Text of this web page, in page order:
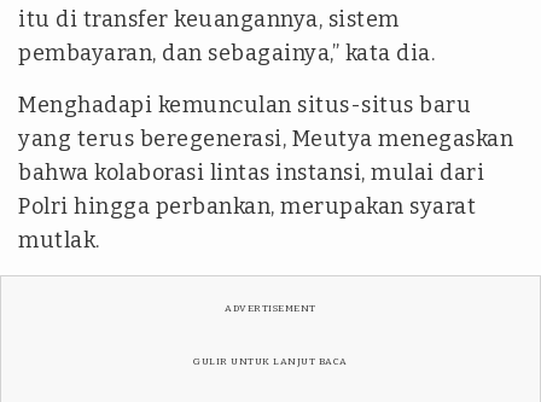
itu di transfer keuangannya, sistem
pembayaran, dan sebagainya,” kata dia.
Menghadapi kemunculan situs-situs baru
yang terus beregenerasi, Meutya menegaskan
bahwa kolaborasi lintas instansi, mulai dari
Polri hingga perbankan, merupakan syarat
mutlak.
ADVERTISEMENT
GULIR UNTUK LANJUT BACA